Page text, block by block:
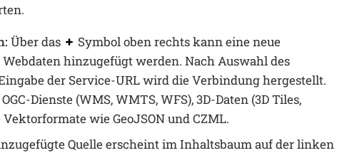
Über das
Symbol oben rechts kann eine neue
hinzugefügt werden. Nach Auswahl des
der Service-URL wird die Verbindung hergestellt.
Dienste (WMS, WMTS, WFS), 3D-Daten (3D Tiles,
wie GeoJSON und CZML.
Quelle erscheint im Inhaltsbaum auf der linken